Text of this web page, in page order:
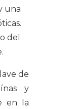
una
del
de
y
en la